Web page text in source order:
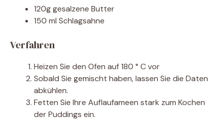
120g gesalzene Butter
150 ml Schlagsahne
Verfahren
Heizen Sie den Ofen auf 180 ° C vor
Sobald Sie gemischt haben, lassen Sie die Daten
abkühlen.
Fetten Sie Ihre Auflaufameen stark zum Kochen
der Puddings ein.